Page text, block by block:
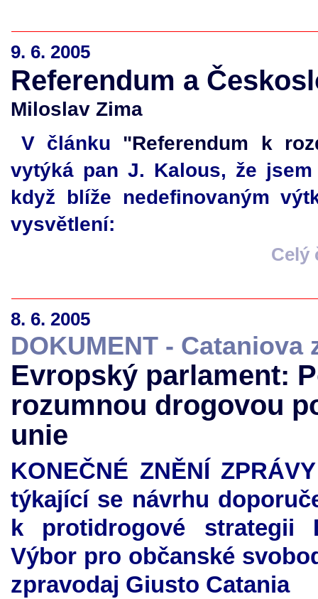
9. 6. 2005
Referendum a
Miloslav Zima
V článku "Referendum k
vytýká pan J. Kalous, že
když blíže nedefinovaným
vysvětlení:
Celý
8. 6. 2005
DOKUMENT - Cataniova
Evropský parlament:
rozumnou drogovou
unie
KONEČNÉ ZNĚNÍ
týkající se návrhu
k protidrogové strategii
Výbor pro občanské
zpravodaj Giusto Catania